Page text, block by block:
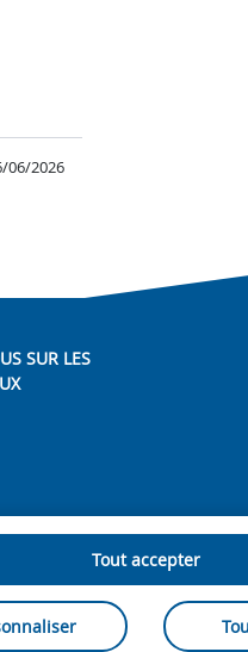
06/2026
SUR LES
notre page
vers notre page
Tout accepter